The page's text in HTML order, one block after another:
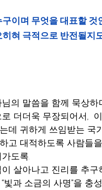
이며 무엇을 대표할
혀 극적으로 반전될지
의 말씀을 함께 묵상
더더욱 무장되어서,
데 귀하게 쓰임받는 국
고 대적하도록 사람들
도록.
살아나고 진리를 추
빛과 소금의 사명”을 충